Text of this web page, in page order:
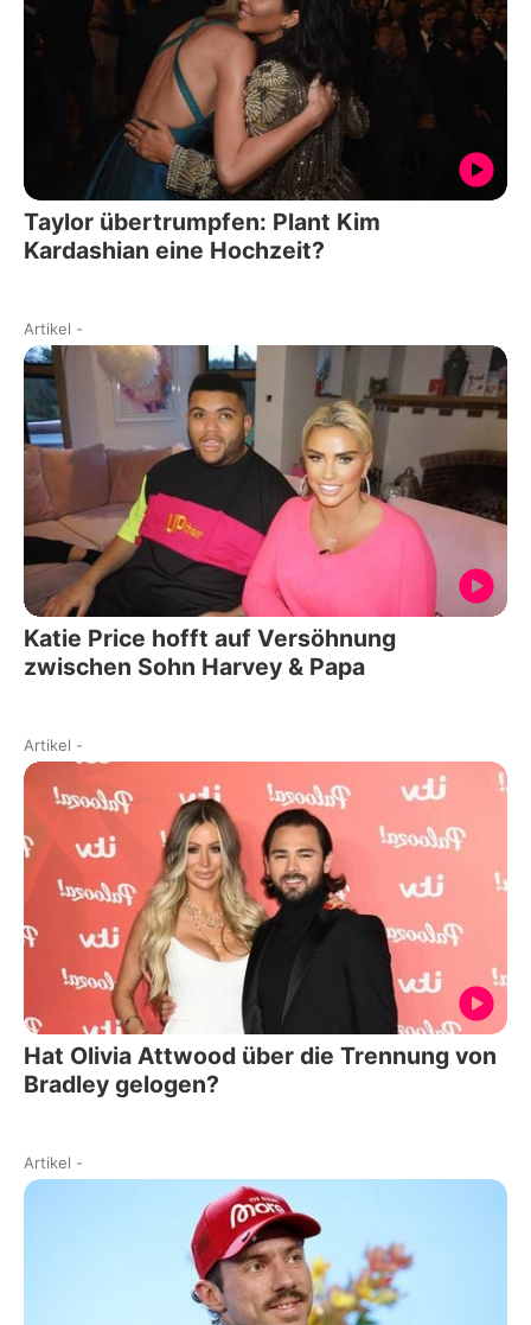
Taylor übertrumpfen: Plant Kim
Kardashian eine Hochzeit?
Artikel -
Katie Price hofft auf Versöhnung
zwischen Sohn Harvey & Papa
Artikel -
Hat Olivia Attwood über die Trennung von
Bradley gelogen?
Artikel -